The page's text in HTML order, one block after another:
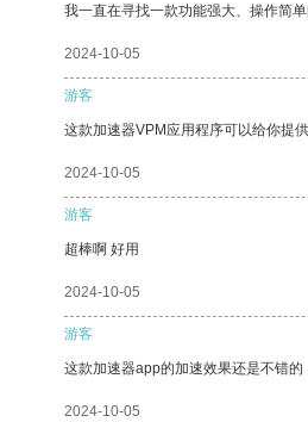
我一直在寻找一款功能强大、操作简
2024-10-05
游客
这款加速器VPM应用程序可以给你提
2024-10-05
游客
超棒啊 好用
2024-10-05
游客
这款加速器app的加速效果还是不错的
2024-10-05